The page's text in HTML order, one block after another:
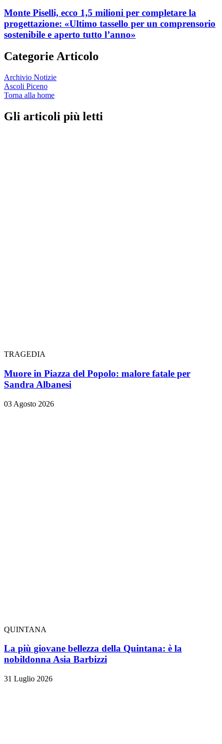
Monte Piselli, ecco 1,5 milioni per completare la
progettazione: «Ultimo tassello per un comprensorio
sostenibile e aperto tutto l’anno»
Categorie Articolo
Archivio Notizie
Ascoli Piceno
Torna alla home
Gli articoli più letti
TRAGEDIA
Muore in Piazza del Popolo: malore fatale per
Sandra Albanesi
03 Agosto 2026
QUINTANA
La più giovane bellezza della Quintana: è la
nobildonna Asia Barbizzi
31 Luglio 2026